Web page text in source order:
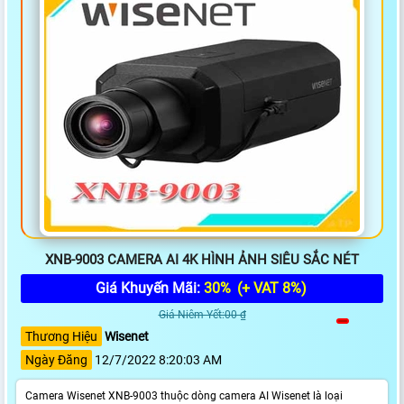
XNB-9003 CAMERA AI 4K HÌNH ẢNH SIÊU SẮC NÉT
Giá Khuyến Mãi: 30% (+ VAT 8%)
Giá Niêm Yết:00 ₫
Thương Hiệu Wisenet
Ngày Đăng
12/7/2022 8:20:03 AM
Camera Wisenet XNB-9003 thuộc dòng camera AI Wisenet là loại